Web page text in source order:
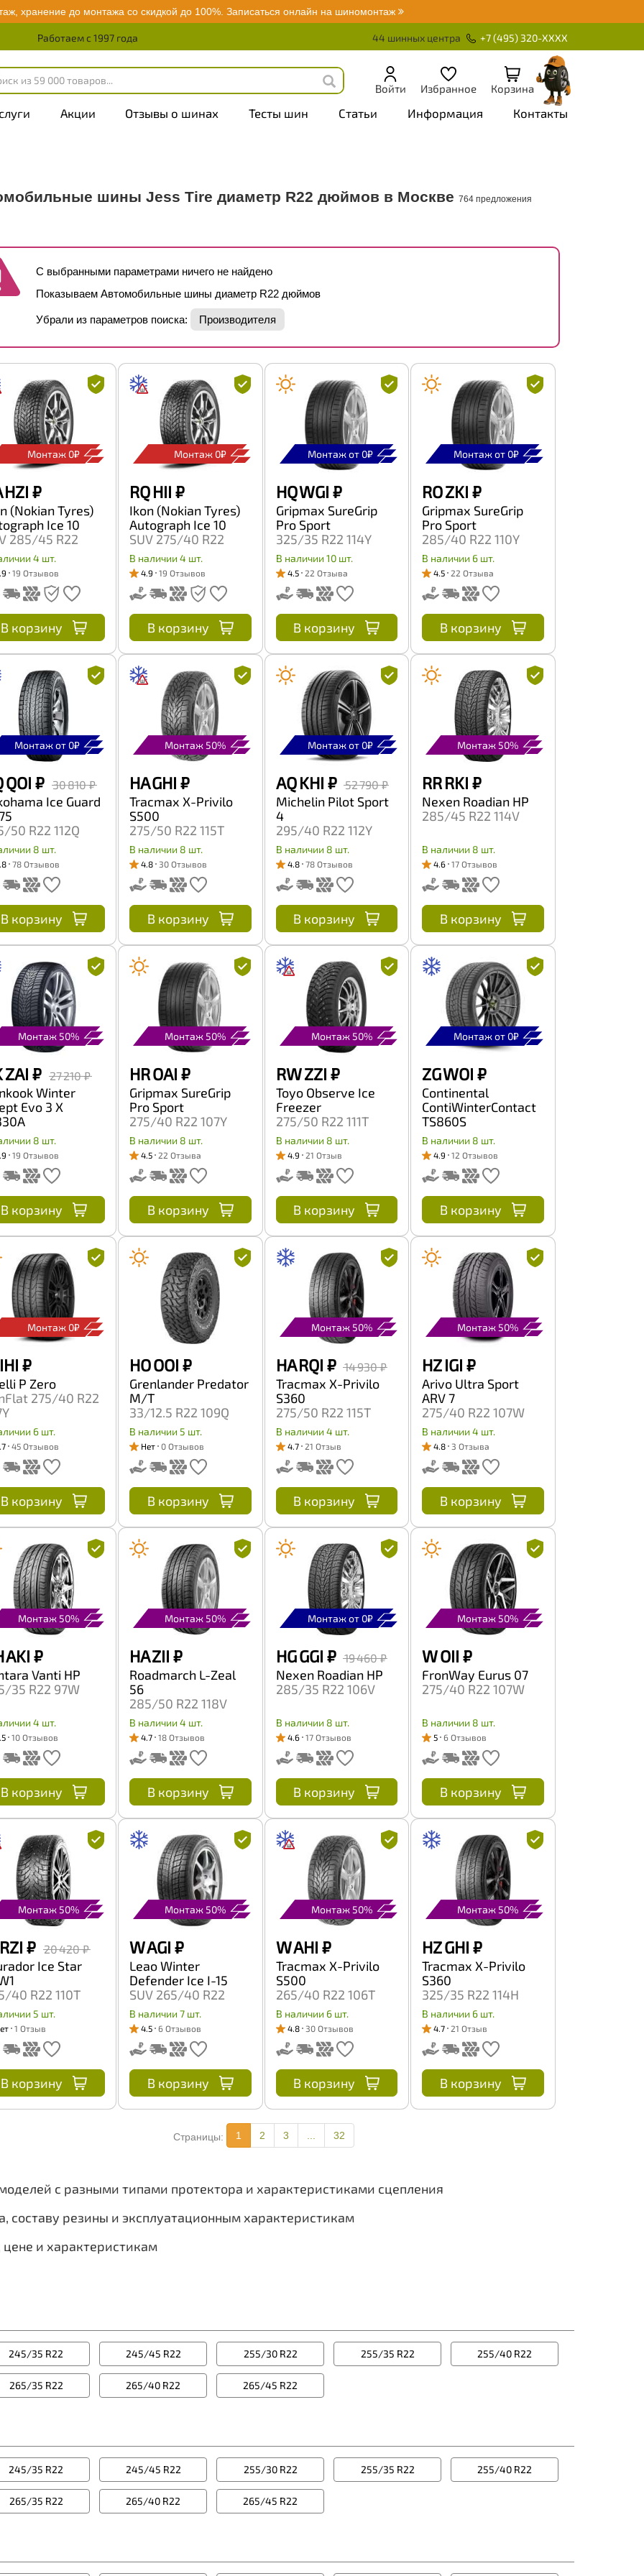
хранение до монтажа со скидкой до 100%. Записаться онлайн на шиномонтаж
Работаем с 1997 года 44 шинных центра +7 (495) 320-XXXX
Войти Избранное Корзина
Акции Отзывы о шинах Тесты шин Статьи Информация Контакты
шины Jess Tire диаметр R22 дюймов в Москве 764 предложения
С выбранными параметрами ничего не найдено
Показываем Автомобильные шины диаметр R22 дюймов
Убрали из параметров поиска: Производителя
Монтаж 0₽
HZI ₽
(Nokian Tyres)
Ice 10
285/45 R22
4 шт.
19 Отзывов
В корзину
Монтаж 0₽
RQ HII ₽
Ikon (Nokian Tyres)
Autograph Ice 10
SUV 275/40 R22
107T
В наличии 4 шт.
4.9 19 Отзывов
В корзину
Монтаж от 0₽
HQ WGI ₽
Gripmax SureGrip
Pro Sport
325/35 R22 114Y
В наличии 10 шт.
4.5 22 Отзыва
В корзину
Монтаж от 0₽
RO ZKI ₽
Gripmax SureGrip
Pro Sport
285/40 R22 110Y
В наличии 6 шт.
4.5 22 Отзыва
В корзину
Монтаж от 0₽
QOI ₽ 30 810 ₽
Ice Guard
50 R22 112Q
8 шт.
78 Отзывов
В корзину
Монтаж 50%
HA GHI ₽
Tracmax X-Privilo
S500
275/50 R22 115T
В наличии 8 шт.
4.8 30 Отзывов
В корзину
Монтаж от 0₽
AQ KHI ₽ 52 790 ₽
Michelin Pilot Sport
4
295/40 R22 112Y
В наличии 8 шт.
4.8 78 Отзывов
В корзину
Монтаж 50%
RR RKI ₽
Nexen Roadian HP
285/45 R22 114V
В наличии 8 шт.
4.6 17 Отзывов
В корзину
Монтаж 50%
ZAI ₽ 27 210 ₽
Winter
Evo 3 X
40 R22 107V
8 шт.
19 Отзывов
В корзину
Монтаж 50%
HR OAI ₽
Gripmax SureGrip
Pro Sport
275/40 R22 107Y
В наличии 8 шт.
4.5 22 Отзыва
В корзину
Монтаж 50%
RW ZZI ₽
Toyo Observe Ice
Freezer
275/50 R22 111T
В наличии 8 шт.
4.9 21 Отзыв
В корзину
Монтаж от 0₽
ZG WOI ₽
Continental
ContiWinterContact
TS860S
285/30 R22 101W
В наличии 8 шт.
4.9 12 Отзывов
В корзину
Монтаж 0₽
₽
P Zero
275/40 R22
6 шт.
45 Отзывов
В корзину
HO OOI ₽
Grenlander Predator
M/T
33/12.5 R22 109Q
В наличии 5 шт.
Нет 0 Отзывов
В корзину
Монтаж 50%
HA RQI ₽ 14 930 ₽
Tracmax X-Privilo
S360
275/50 R22 115T
В наличии 4 шт.
4.7 21 Отзыв
В корзину
Монтаж 50%
HZ IGI ₽
Arivo Ultra Sport
ARV 7
275/40 R22 107W
В наличии 4 шт.
4.8 3 Отзыва
В корзину
Монтаж 50%
AKI ₽
Vanti HP
35 R22 97W
4 шт.
10 Отзывов
В корзину
Монтаж 50%
HA ZII ₽
Roadmarch L-Zeal
56
285/50 R22 118V
В наличии 4 шт.
4.7 18 Отзывов
В корзину
Монтаж от 0₽
HG GGI ₽ 19 460 ₽
Nexen Roadian HP
285/35 R22 106V
В наличии 8 шт.
4.6 17 Отзывов
В корзину
Монтаж 50%
W OII ₽
FronWay Eurus 07
275/40 R22 107W
В наличии 8 шт.
5 6 Отзывов
В корзину
Монтаж 50%
₽ 20 420 ₽
Ice Star
40 R22 110T
5 шт.
1 Отзыв
В корзину
Монтаж 50%
W AGI ₽
Leao Winter
Defender Ice I-15
SUV 265/40 R22
106S
В наличии 7 шт.
4.5 6 Отзывов
В корзину
Монтаж 50%
W AHI ₽
Tracmax X-Privilo
S500
265/40 R22 106T
В наличии 6 шт.
4.8 30 Отзывов
В корзину
Монтаж 50%
HZ GHI ₽
Tracmax X-Privilo
S360
325/35 R22 114H
В наличии 6 шт.
4.7 21 Отзыв
В корзину
Страницы: 1 2 3 32
с разными типами протектора и характеристиками сцепления
составу резины и эксплуатационным характеристикам
и характеристикам
245/35 R22 245/45 R22 255/30 R22 255/35 R22 255/40 R22
265/35 R22 265/40 R22 265/45 R22
245/35 R22 245/45 R22 255/30 R22 255/35 R22 255/40 R22
265/35 R22 265/40 R22 265/45 R22